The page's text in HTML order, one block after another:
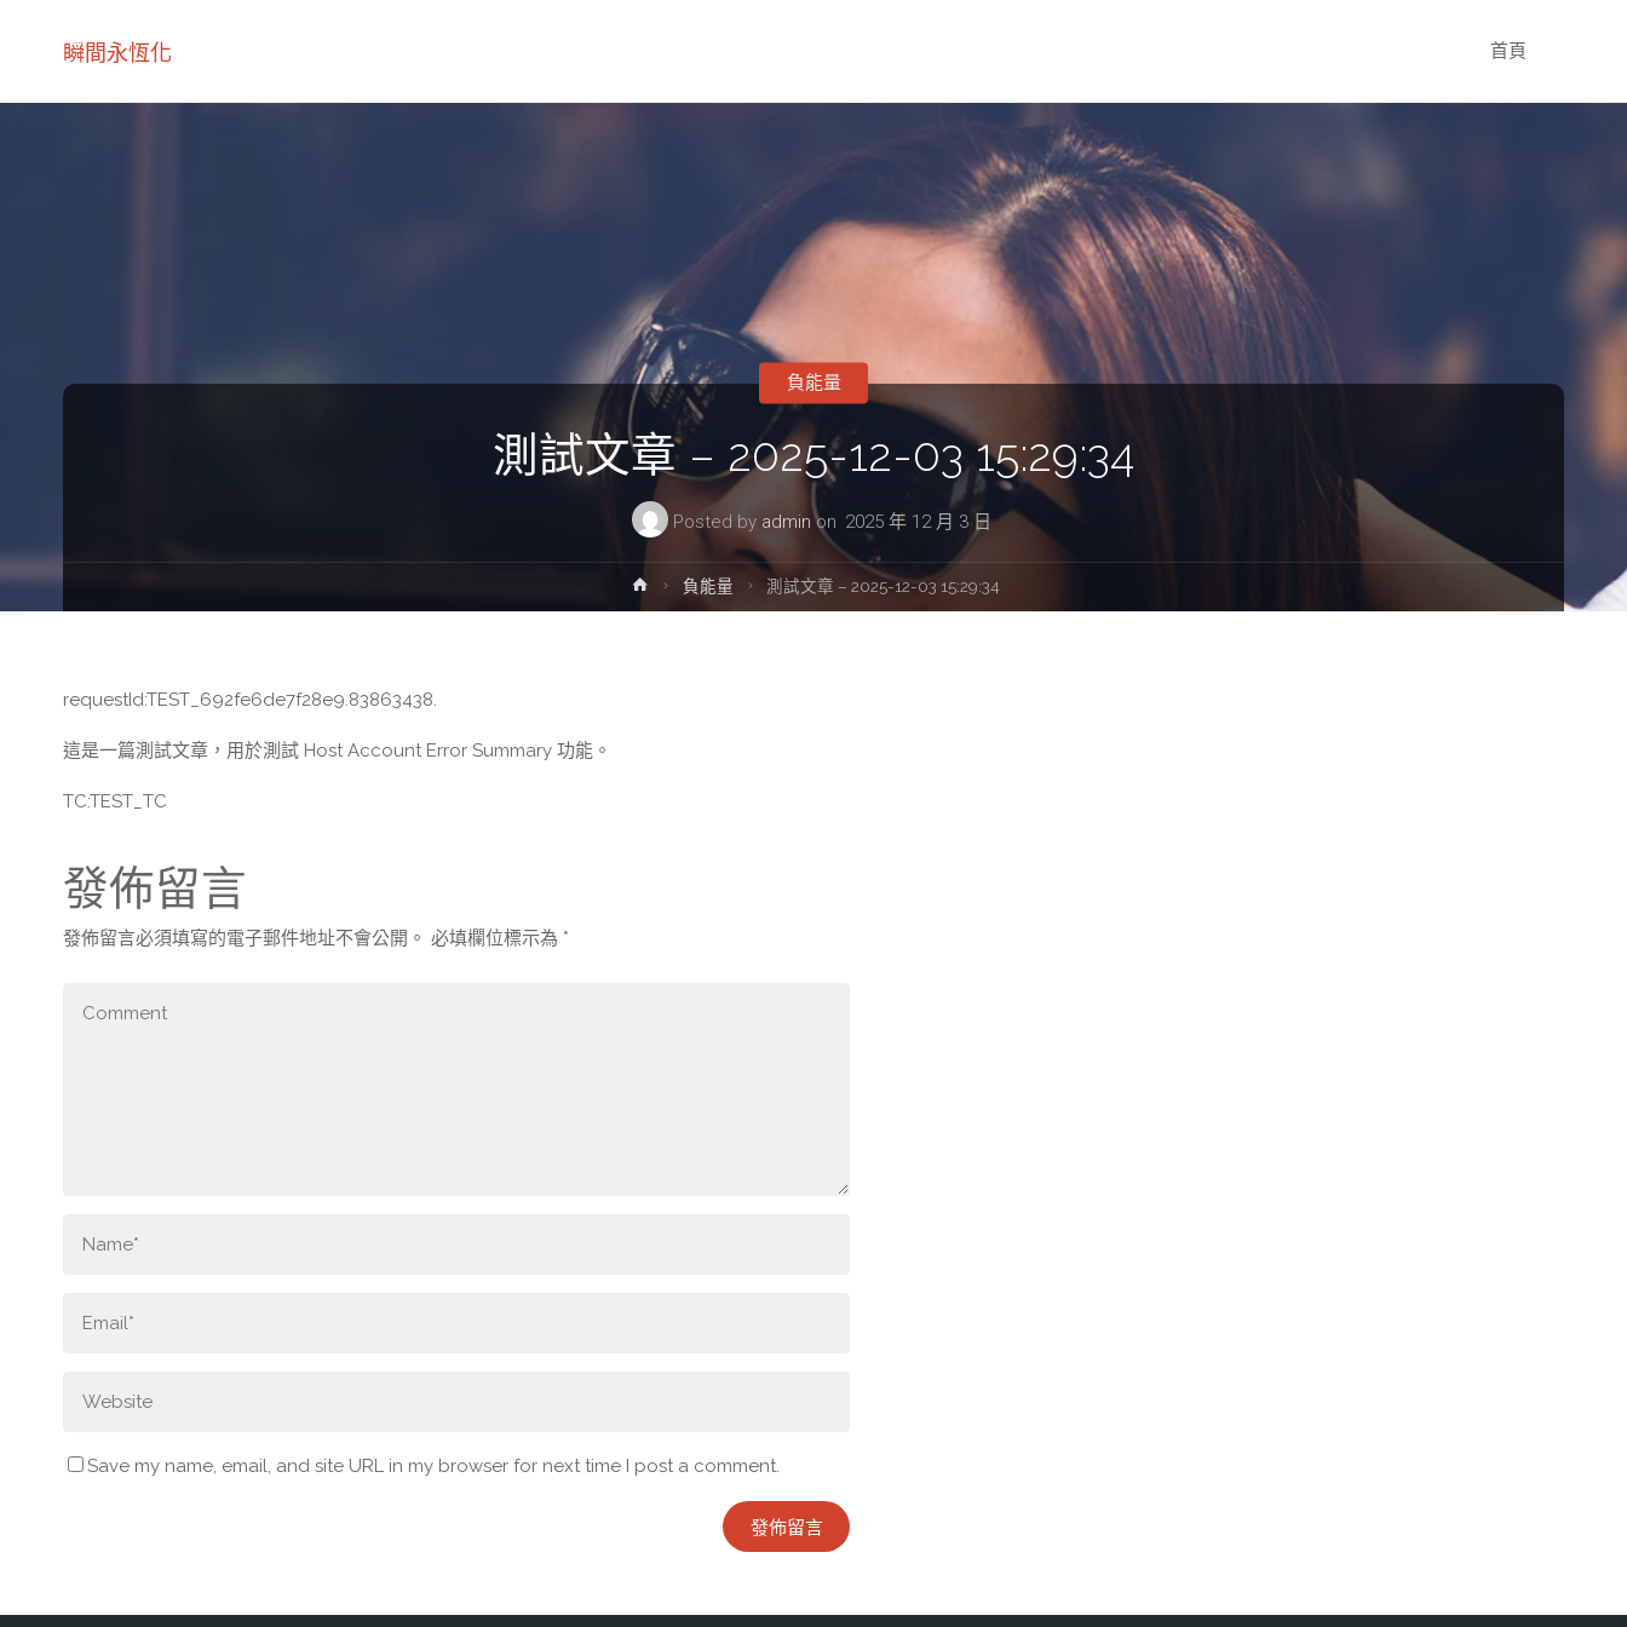
瞬間永恆化 首頁
測試文章 – 2025-12-03 15:29:34
Posted by admin on 2025 年 12 月 3 日
負能量
Home負能量 測試文章 – 2025-12-03 15:29:34
requestId:TEST_692fe6de7f28e9.83863438.
這是一篇測試文章，用於測試 Host Account Error Summary 功能。
TC:TEST_TC
發佈留言
發佈留言必須填寫的電子郵件地址不會公開。 必填欄位標示為 *
Save my name, email, and site URL in my browser for next time I post a comment.